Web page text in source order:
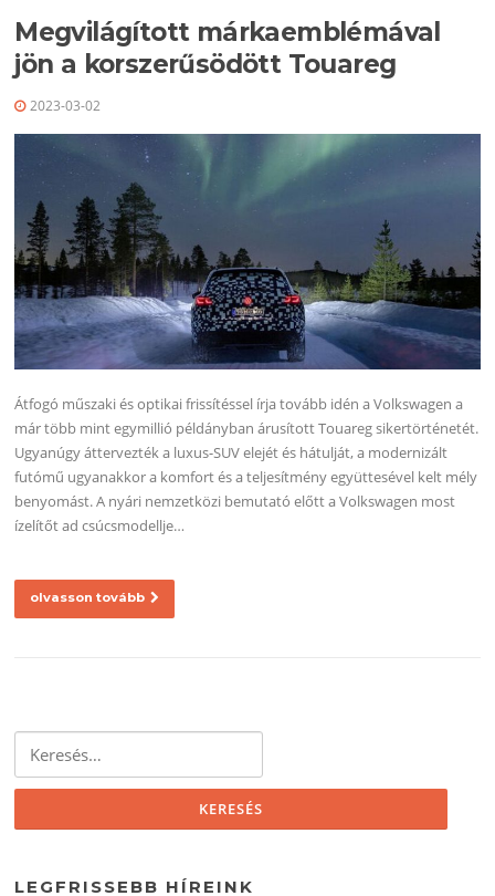
Megvilágított márkaemblémával
jön a korszerűsödött Touareg
2023-03-02
Átfogó műszaki és optikai frissítéssel írja tovább idén a Volkswagen a
már több mint egymillió példányban árusított Touareg sikertörténetét.
Ugyanúgy áttervezték a luxus-SUV elejét és hátulját, a modernizált
futómű ugyanakkor a komfort és a teljesítmény együttesével kelt mély
benyomást. A nyári nemzetközi bemutató előtt a Volkswagen most
ízelítőt ad csúcsmodellje…
olvasson tovább
LEGFRISSEBB HÍREINK